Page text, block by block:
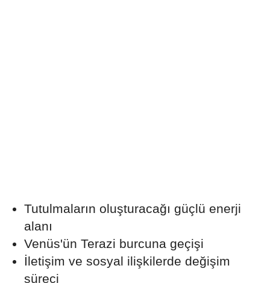
Tutulmaların oluşturacağı güçlü enerji
alanı
Venüs'ün Terazi burcuna geçişi
İletişim ve sosyal ilişkilerde değişim
süreci